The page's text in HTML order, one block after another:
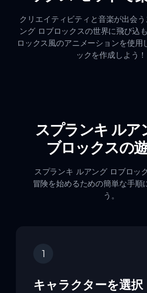
クリエイティビティと音楽が出会
ング ロブロックスの世界に飛び込
ロックス風のアニメーションを使用
ックを作成しよう！
スプランキ ルア
ブロックスの
スプランキ ルアング ロブロッ
冒険を始めるための簡単な手順
う。
1
キャラクターを選択